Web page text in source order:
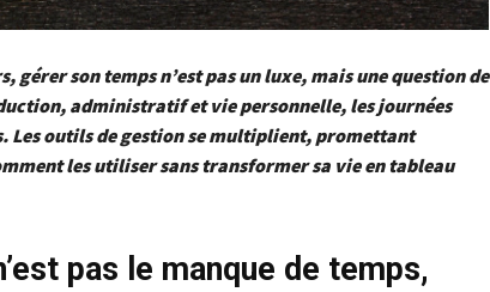
gérer son temps n’est pas un luxe, mais une question de
administratif et vie personnelle, les journées
Les outils de gestion se multiplient, promettant
les utiliser sans transformer sa vie en tableau
pas le manque de temps,